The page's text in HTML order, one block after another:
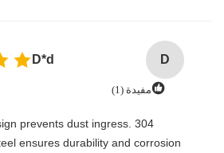
D
D*d
مفيدة (1)
prevents dust ingress. 304
ensures durability and corrosion